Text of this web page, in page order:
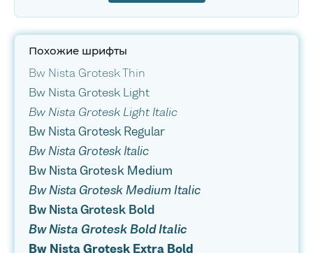
Похожие шрифты
Bw Nista Grotesk Thin
Bw Nista Grotesk Light
Bw Nista Grotesk Light Italic
Bw Nista Grotesk Regular
Bw Nista Grotesk Italic
Bw Nista Grotesk Medium
Bw Nista Grotesk Medium Italic
Bw Nista Grotesk Bold
Bw Nista Grotesk Bold Italic
Bw Nista Grotesk Extra Bold